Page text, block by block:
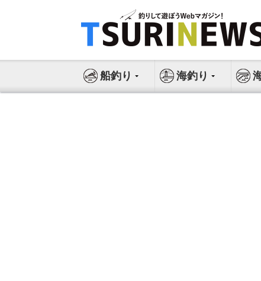
ス
船釣り 海釣り